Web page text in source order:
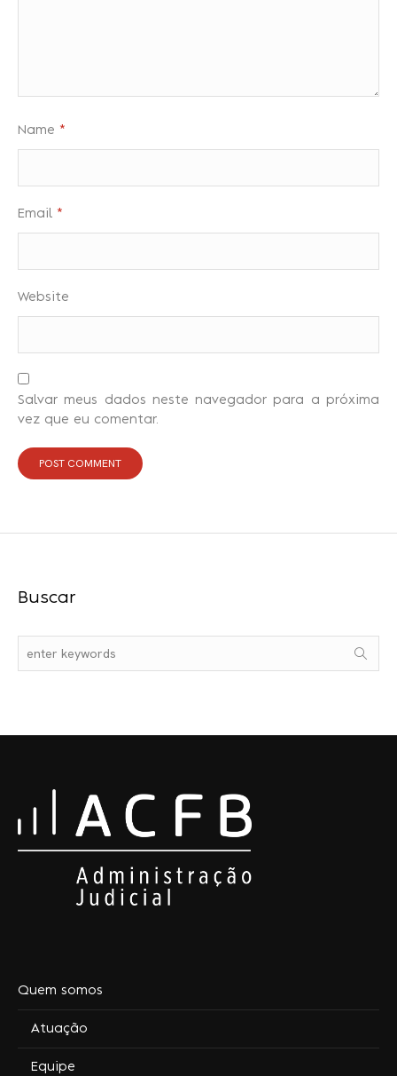
Name *
Email *
Website
Salvar meus dados neste navegador para a próxima
vez que eu comentar.
Buscar
Quem somos
Atuação
Equipe